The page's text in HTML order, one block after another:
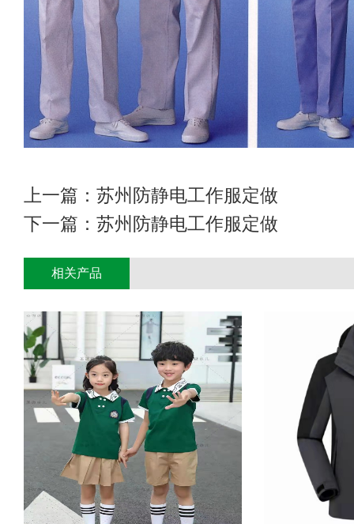
上一篇： 苏州防静电工作服定做
下一篇： 苏州防静电工作服定做
相关产品